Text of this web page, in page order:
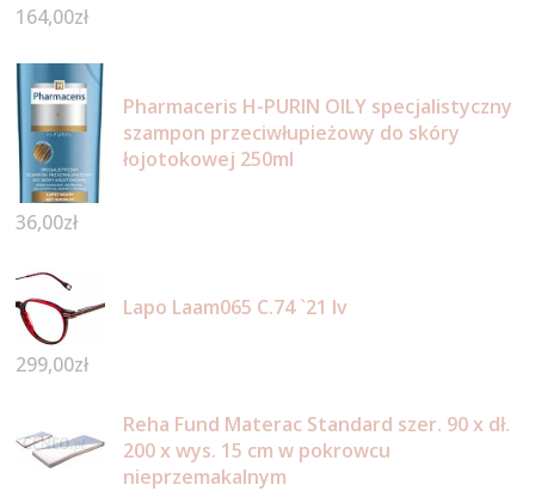
164,00zł
Pharmaceris H-PURIN OILY specjalistyczny
szampon przeciwłupieżowy do skóry
łojotokowej 250ml
36,00zł
Lapo Laam065 C.74 `21 Iv
299,00zł
Reha Fund Materac Standard szer. 90 x dł.
200 x wys. 15 cm w pokrowcu
nieprzemakalnym